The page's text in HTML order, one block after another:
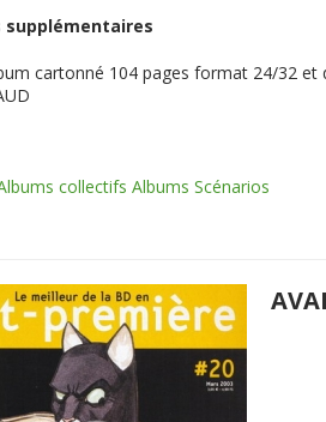
cartonné 104 pages format 24/32 et
collectifs Albums Scénarios